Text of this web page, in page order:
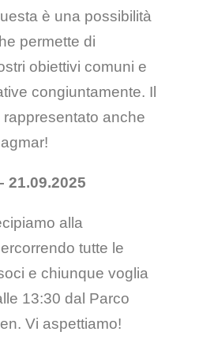
è una possibilità
permette di
obiettivi comuni e
congiuntamente. Il
anche
21.09.2025
alla
tutte le
e chiunque voglia
13:30 dal Parco
Vi aspettiamo!